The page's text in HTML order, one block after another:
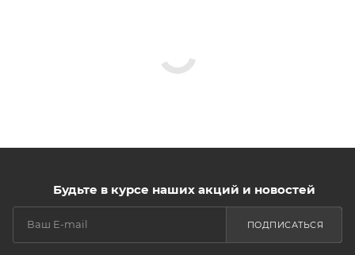
Будьте в курсе наших акций и новостей
ПОДПИСАТЬСЯ